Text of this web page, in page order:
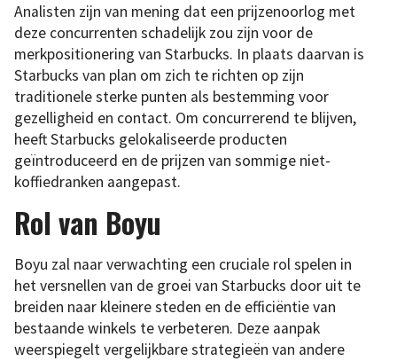
Analisten zijn van mening dat een prijzenoorlog met
deze concurrenten schadelijk zou zijn voor de
merkpositionering van Starbucks. In plaats daarvan is
Starbucks van plan om zich te richten op zijn
traditionele sterke punten als bestemming voor
gezelligheid en contact. Om concurrerend te blijven,
heeft Starbucks gelokaliseerde producten
geïntroduceerd en de prijzen van sommige niet-
koffiedranken aangepast.
Rol van Boyu
Boyu zal naar verwachting een cruciale rol spelen in
het versnellen van de groei van Starbucks door uit te
breiden naar kleinere steden en de efficiëntie van
bestaande winkels te verbeteren. Deze aanpak
weerspiegelt vergelijkbare strategieën van andere